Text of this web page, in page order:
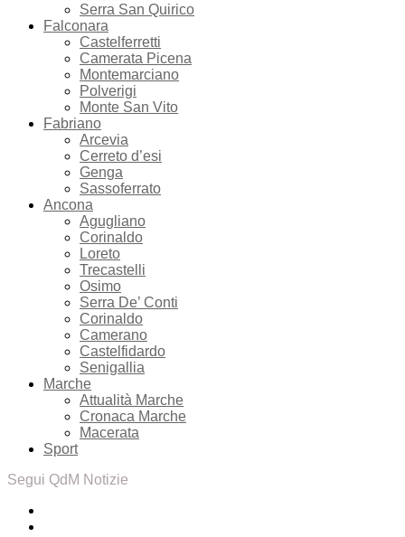
Serra San Quirico
Falconara
Castelferretti
Camerata Picena
Montemarciano
Polverigi
Monte San Vito
Fabriano
Arcevia
Cerreto d’esi
Genga
Sassoferrato
Ancona
Agugliano
Corinaldo
Loreto
Trecastelli
Osimo
Serra De’ Conti
Corinaldo
Camerano
Castelfidardo
Senigallia
Marche
Attualità Marche
Cronaca Marche
Macerata
Sport
Segui QdM Notizie